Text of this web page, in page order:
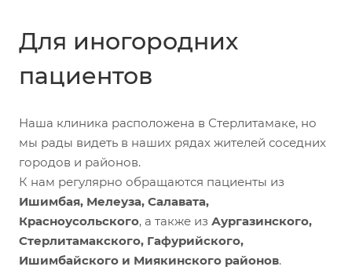
Для иногородних
пациентов
Наша клиника расположена в Стерлитамаке, но
мы рады видеть в наших рядах жителей соседних
городов и районов.
К нам регулярно обращаются пациенты из
Ишимбая, Мелеуза, Салавата,
Красноусольского, а также из Аургазинского,
Стерлитамакского, Гафурийского,
Ишимбайского и Миякинского районов.